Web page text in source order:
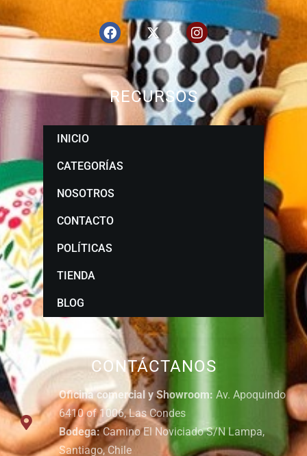
CONTÁCTANOS
Oficina comercial y Showroom: Av. Apoquindo
6410 of 1006, Las Condes
Bodega:Camino El Noviciado S/N Lampa,
Santiago, Chile
RECURSOS
INICIO
CATEGORÍAS
NOSOTROS
CONTACTO
POLÍTICAS
TIENDA
BLOG